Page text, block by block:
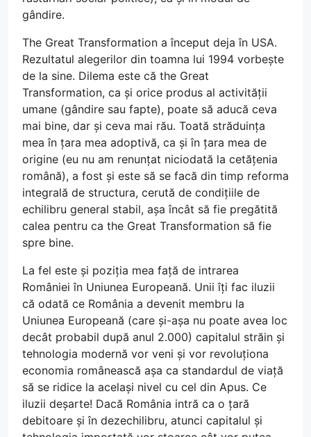
gândire.
The Great Transformation a început deja în USA.
Rezultatul alegerilor din toamna lui 1994 vorbește
de la sine. Dilema este că the Great
Transformation, ca și orice produs al activității
umane (gândire sau fapte), poate să aducă ceva
mai bine, dar și ceva mai rău. Toată străduința
mea în țara mea adoptivă, ca și în țara mea de
origine (eu nu am renunțat niciodată la cetățenia
română), a fost și este să se facă din timp reforma
integrală de structura, cerută de condițiile de
echilibru general stabil, așa încât să fie pregătită
calea pentru ca the Great Transformation să fie
spre bine.
La fel este și poziția mea față de intrarea
României în Uniunea Europeană. Unii îți fac iluzii
că odată ce România a devenit membru la
Uniunea Europeană (care și-așa nu poate avea loc
decât probabil după anul 2.000) capitalul străin și
tehnologia modernă vor veni și vor revoluționa
economia românească așa ca standardul de viață
să se ridice la același nivel cu cel din Apus. Ce
iluzii deșarte! Dacă România intră ca o țară
debitoare și în dezechilibru, atunci capitalul și